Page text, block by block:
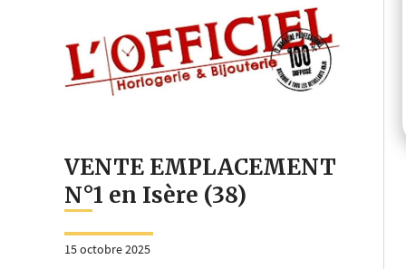
VENTE EMPLACEMENT
N°1 en Isère (38)
15 octobre 2025